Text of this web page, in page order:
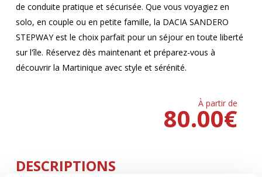
de conduite pratique et sécurisée. Que vous voyagiez en
solo, en couple ou en petite famille, la DACIA SANDERO
STEPWAY est le choix parfait pour un séjour en toute liberté
sur l'île. Réservez dès maintenant et préparez-vous à
découvrir la Martinique avec style et sérénité.
À partir de
€
80.00
DESCRIPTIONS